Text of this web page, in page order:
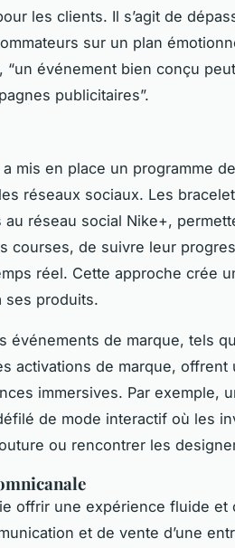
les clients. Il s’agit de
sur un plan
“un événement bien conçu
publicitaires”.
a mis en place un programme
réseaux sociaux. Les
réseau social Nike+,
courses, de suivre leur
réel. Cette approche crée
ses produits.
événements de marque, tels
activations de marque, offrent
immersives. Par exemple,
de mode interactif où les
ou rencontrer les
offrir une expérience fluide et
et de vente d’une